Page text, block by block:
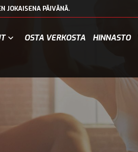
JOKAISENA PÄIVÄNÄ.
OSTA VERKOSTA HINNASTO